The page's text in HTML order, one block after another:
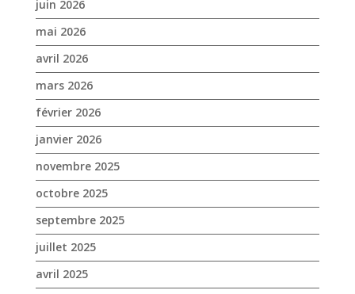
janvier 2026
novembre 2025
octobre 2025
septembre 2025
juillet 2025
avril 2025
mars 2025
février 2025
janvier 2025
décembre 2024
novembre 2024